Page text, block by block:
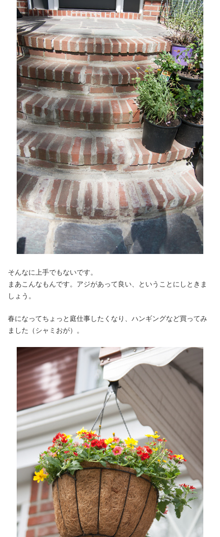
そんなに上手でもないです。
まあこんなもんです。アジがあって良い、ということにしときま
しょう。
春になってちょっと庭仕事したくなり、ハンギングなど買ってみ
ました（シャミおが）。